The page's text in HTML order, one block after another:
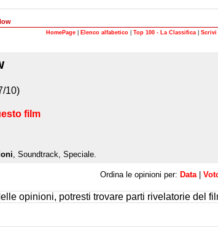
HomePage Elenco alfabetico Top 100 - La Classifica Scrivi
10)
film
, Soundtrack, Speciale.
Ordina le opinioni per: Data
opinioni, potresti trovare parti rivelatorie del